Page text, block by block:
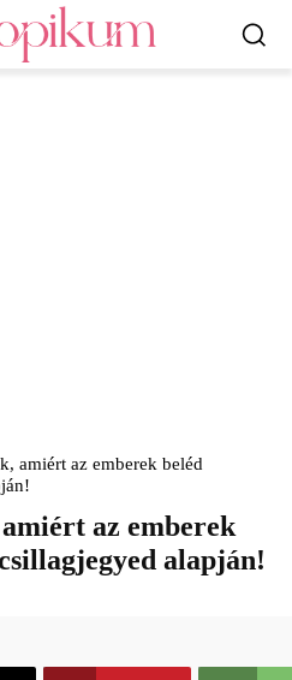
amiért az emberek beléd
az emberek
alapján!